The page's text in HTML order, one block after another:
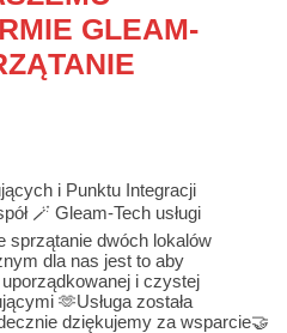
GLEAM-
i Punktu Integracji
🪄 Gleam-Tech usługi
sprzątanie dwóch lokalów
dla nas jest to aby
i czystej
🫶Usługa została
dziękujemy za wsparcie🤝